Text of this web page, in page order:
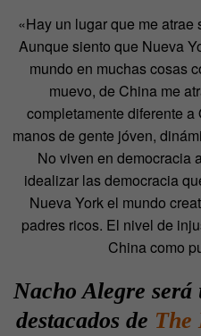
«Hay un lugar que me
Aunque siento que Nueva
mundo en muchas cosas
muevo, de China me
completamente diferente
manos de gente jóven,
No viven en democracia
idealizar las democracia
Nueva York el mundo
padres ricos. El nivel de
China como
Nacho Alegre será
destacados de The